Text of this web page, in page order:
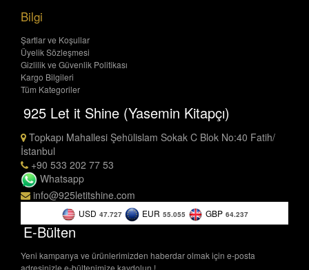
Bilgi
Şartlar ve Koşullar
Üyelik Sözleşmesi
Gizlilik ve Güvenlik Politikası
Kargo Bilgileri
Tüm Kategoriler
925 Let it Shine (Yasemin Kitapçı)
Topkapı Mahallesi Şehülislam Sokak C Blok No:40 Fatih/
İstanbul
+90 533 202 77 53
Whatsapp
info@925letitshine.com
USD 47.727 EUR 55.055 GBP 64.237
E-Bülten
Yeni kampanya ve ürünlerimizden haberdar olmak için e-posta